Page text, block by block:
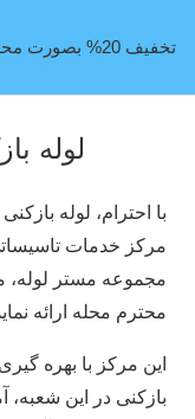
تخفیف 20% بصورت محدود
لوله بازکنی
مرکز خدمات
مجموعه مستر لوله،
محترم محله ارائه
این مرکز با بهره‌
بازکنی در این شعبه،